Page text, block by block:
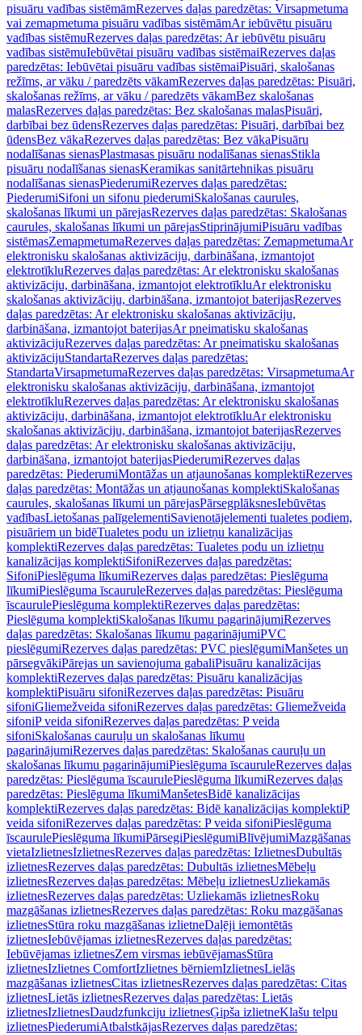
pisuāru vadības sistēmāmRezerves daļas paredzētas: Virsapmetuma
vai zemapmetuma pisuāru vadības sistēmāmAr iebūvētu pisuāru
vadības sistēmuRezerves daļas paredzētas: Ar iebūvētu pisuāru
vadības sistēmuIebūvētai pisuāru vadības sistēmaiRezerves daļas
paredzētas: Iebūvētai pisuāru vadības sistēmaiPisuāri, skalošanas
režīms, ar vāku / paredzēts vākamRezerves daļas paredzētas: Pisuāri,
skalošanas režīms, ar vāku / paredzēts vākamBez skalošanas
malasRezerves daļas paredzētas: Bez skalošanas malasPisuāri,
darbībai bez ūdensRezerves daļas paredzētas: Pisuāri, darbībai bez
ūdensBez vākaRezerves daļas paredzētas: Bez vākaPisuāru
nodalīšanas sienasPlastmasas pisuāru nodalīšanas sienasStikla
pisuāru nodalīšanas sienasKeramikas sanitārtehnikas pisuāru
nodalīšanas sienasPiederumiRezerves daļas paredzētas:
PiederumiSifoni un sifonu piederumiSkalošanas caurules,
skalošanas līkumi un pārejasRezerves daļas paredzētas: Skalošanas
caurules, skalošanas līkumi un pārejasStiprinājumiPisuāru vadības
sistēmasZemapmetumaRezerves daļas paredzētas: ZemapmetumaAr
elektronisku skalošanas aktivizāciju, darbināšana, izmantojot
elektrotīkluRezerves daļas paredzētas: Ar elektronisku skalošanas
aktivizāciju, darbināšana, izmantojot elektrotīkluAr elektronisku
skalošanas aktivizāciju, darbināšana, izmantojot baterijasRezerves
daļas paredzētas: Ar elektronisku skalošanas aktivizāciju,
darbināšana, izmantojot baterijasAr pneimatisku skalošanas
aktivizācijuRezerves daļas paredzētas: Ar pneimatisku skalošanas
aktivizācijuStandartaRezerves daļas paredzētas:
StandartaVirsapmetumaRezerves daļas paredzētas: VirsapmetumaAr
elektronisku skalošanas aktivizāciju, darbināšana, izmantojot
elektrotīkluRezerves daļas paredzētas: Ar elektronisku skalošanas
aktivizāciju, darbināšana, izmantojot elektrotīkluAr elektronisku
skalošanas aktivizāciju, darbināšana, izmantojot baterijasRezerves
daļas paredzētas: Ar elektronisku skalošanas aktivizāciju,
darbināšana, izmantojot baterijasPiederumiRezerves daļas
paredzētas: PiederumiMontāžas un atjaunošanas komplektiRezerves
daļas paredzētas: Montāžas un atjaunošanas komplektiSkalošanas
caurules, skalošanas līkumi un pārejasPārsegplāksnesIebūvētas
vadībasLietošanas palīgelementiSavienotājelementi tualetes podiem,
pisuāriem un bidēTualetes podu un izlietņu kanalizācijas
komplektiRezerves daļas paredzētas: Tualetes podu un izlietņu
kanalizācijas komplektiSifoniRezerves daļas paredzētas:
SifoniPieslēguma līkumiRezerves daļas paredzētas: Pieslēguma
līkumiPieslēguma īscauruleRezerves daļas paredzētas: Pieslēguma
īscaurulePieslēguma komplektiRezerves daļas paredzētas:
Pieslēguma komplektiSkalošanas līkumu pagarinājumiRezerves
daļas paredzētas: Skalošanas līkumu pagarinājumiPVC
pieslēgumiRezerves daļas paredzētas: PVC pieslēgumiManšetes un
pārsegvākiPārejas un savienojuma gabaliPisuāru kanalizācijas
komplektiRezerves daļas paredzētas: Pisuāru kanalizācijas
komplektiPisuāru sifoniRezerves daļas paredzētas: Pisuāru
sifoniGliemežveida sifoniRezerves daļas paredzētas: Gliemežveida
sifoniP veida sifoniRezerves daļas paredzētas: P veida
sifoniSkalošanas cauruļu un skalošanas līkumu
pagarinājumiRezerves daļas paredzētas: Skalošanas cauruļu un
skalošanas līkumu pagarinājumiPieslēguma īscauruleRezerves daļas
paredzētas: Pieslēguma īscaurulePieslēguma līkumiRezerves daļas
paredzētas: Pieslēguma līkumiManšetesBidē kanalizācijas
komplektiRezerves daļas paredzētas: Bidē kanalizācijas komplektiP
veida sifoniRezerves daļas paredzētas: P veida sifoniPieslēguma
īscaurulePieslēguma līkumiPārsegiPieslēgumiBlīvējumiMazgāšanas
vietaIzlietnesIzlietnesRezerves daļas paredzētas: IzlietnesDubultās
izlietnesRezerves daļas paredzētas: Dubultās izlietnesMēbeļu
izlietnesRezerves daļas paredzētas: Mēbeļu izlietnesUzliekamās
izlietnesRezerves daļas paredzētas: Uzliekamās izlietnesRoku
mazgāšanas izlietnesRezerves daļas paredzētas: Roku mazgāšanas
izlietnesStūra roku mazgāšanas izlietneDaļēji iemontētās
izlietnesIebūvējamas izlietnesRezerves daļas paredzētas:
Iebūvējamas izlietnesZem virsmas iebūvējamasStūra
izlietnesIzlietnes ComfortIzlietnes bērniemIzlietnesLielās
mazgāšanas izlietnesCitas izlietnesRezerves daļas paredzētas: Citas
izlietnesLietās izlietnesRezerves daļas paredzētas: Lietās
izlietnesIzlietnesDaudzfunkciju izlietnesĢipša izlietneKlašu telpu
izlietnesPiederumiAtbalstkājasRezerves daļas paredzētas: